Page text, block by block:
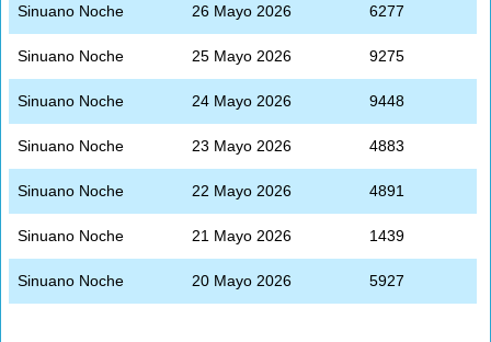
Sinuano Noche 26 Mayo 2026 6277
Sinuano Noche 25 Mayo 2026 9275
Sinuano Noche 24 Mayo 2026 9448
Sinuano Noche 23 Mayo 2026 4883
Sinuano Noche 22 Mayo 2026 4891
Sinuano Noche 21 Mayo 2026 1439
Sinuano Noche 20 Mayo 2026 5927